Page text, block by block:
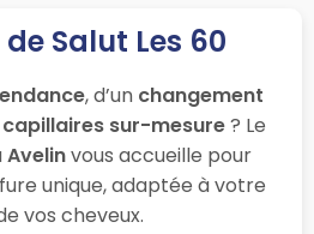
Salut Les 60
, d’un changement
capillaires sur-mesure? Le
Avelinvous accueille pour
unique, adaptée à votre
vos cheveux.